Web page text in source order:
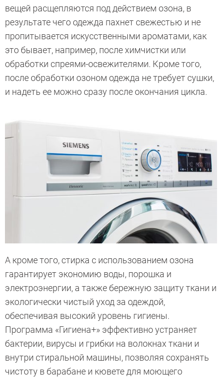
вещей расщепляются под действием озона, в
результате чего одежда пахнет свежестью и не
пропитывается искусственными ароматами, как
это бывает, например, после химчистки или
обработки спреями-освежителями. Кроме того,
после обработки озоном одежда не требует сушки,
и надеть ее можно сразу после окончания цикла.
А кроме того, стирка с использованием озона
гарантирует экономию воды, порошка и
электроэнергии, а также бережную защиту ткани и
экологически чистый уход за одеждой,
обеспечивая высокий уровень гигиены.
Программа «Гигиена+» эффективно устраняет
бактерии, вирусы и грибки на волокнах ткани и
внутри стиральной машины, позволяя сохранять
чистоту в барабане и кювете для моющего